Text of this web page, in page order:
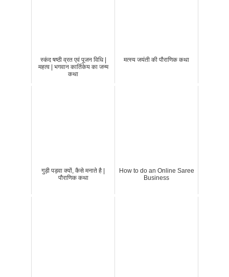
स्कंद षष्ठी व्रत एवं पूजन विधि |
महत्व | भगवान कार्तिकेय का जन्म
कथा
मत्स्य जयंती की पौराणिक कथा
गुड़ी पड़वा क्यों, कैसे मनाते है |
पौराणिक कथा
How to do an Online Saree
Business